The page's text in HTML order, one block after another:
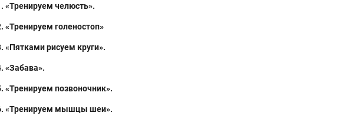
«Тренируем челюсть».
. «Тренируем голеностоп»
. «Пятками рисуем круги».
. «Забава».
. «Тренируем позвоночник».
. «Тренируем мышцы шеи».